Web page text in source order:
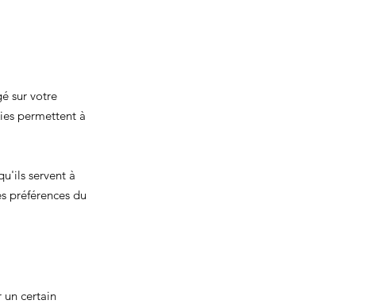
sur votre
permettent à
servent à
préférences du
un certain